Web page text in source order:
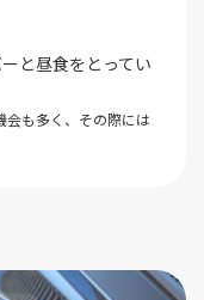
と昼食をとってい
会も多く、その際には